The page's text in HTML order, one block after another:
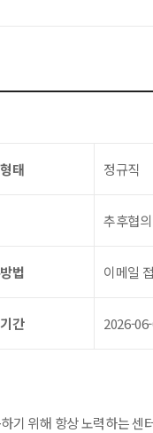
태 정규직
추후협의
법 이메일
간 2026-
기 위해 항상 노력하는 센